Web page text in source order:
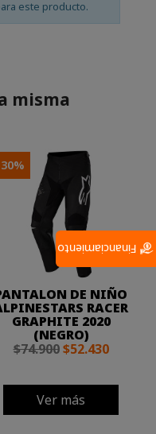
este producto.
misma
DE NIÑO
RACER
GRAPHITE 2020
(NEGRO)
$74.900 $52.430
Ver más
Financiamiento